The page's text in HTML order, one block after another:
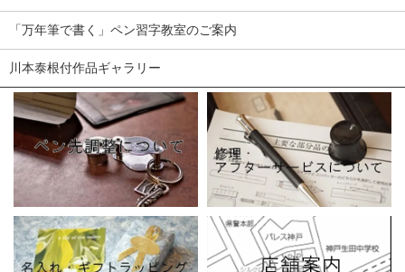
「万年筆で書く」ペン習字教室のご案内
川本泰根付作品ギャラリー